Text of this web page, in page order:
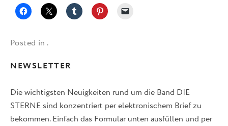
Posted in .
NEWSLETTER
Die wichtigsten Neuigkeiten rund um die Band DIE
STERNE sind konzentriert per elektronischem Brief zu
bekommen. Einfach das Formular unten ausfüllen und per